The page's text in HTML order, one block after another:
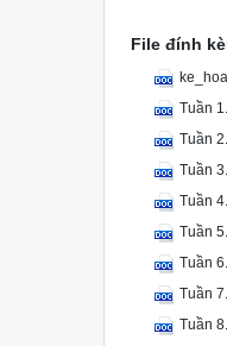
File đính
Tuần
Tuần
Tuần
Tuần
Tuần
Tuần
Tuần
Tuần